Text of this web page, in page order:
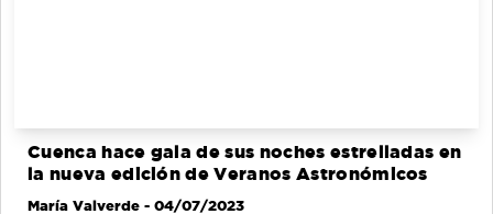
Cuenca hace gala de sus noches estrelladas en
la nueva edición de Veranos Astronómicos
María Valverde - 04/07/2023